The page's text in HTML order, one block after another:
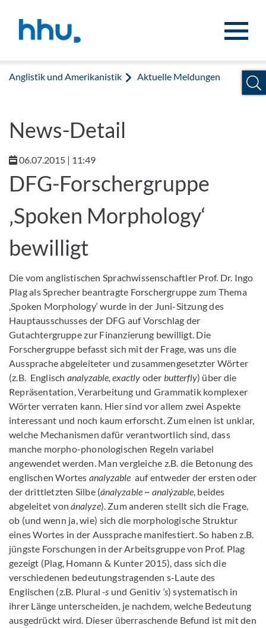
Anglistik und Amerikanistik Aktuelle Meldungen
News-Detail
06.07.2015 | 11:49
DFG-Forschergruppe
‚Spoken Morphology‘
bewilligt
Die vom anglistischen Sprachwissenschaftler Prof. Dr. Ingo
Plag als Sprecher beantragte Forschergruppe zum Thema
‚Spoken Morphology‘ wurde in der Juni-Sitzung des
Hauptausschusses der DFG auf Vorschlag der
Gutachtergruppe zur Finanzierung bewilligt. Die
Forschergruppe befasst sich mit der Frage, was uns die
Aussprache abgeleiteter und zusammengesetzter Wörter
(z.B. Englisch analyzable, exactly oder butterfly) über die
Repräsentation, Verarbeitung und Grammatik komplexer
Wörter verraten kann. Hier sind vor allem zwei Aspekte
interessant und noch kaum erforscht. Zum einen ist unklar,
welche Mechanismen dafür verantwortlich sind, dass
manche morpho-phonologischen Regeln variabel
angewendet werden. Man vergleiche z.B. die Betonung des
englischen Wortes analyzable auf entweder der ersten oder
der drittletzten Silbe (ánalyzable~ analýzable, beides
abgeleitet vonánalyze). Zum anderen stellt sich die Frage,
ob (und wenn ja, wie) sich die morphologische Struktur
eines Wortes in der Aussprache manifestiert. So haben z.B.
jüngste Forschungen in der Arbeitsgruppe von Prof. Plag
gezeigt (Plag, Homann & Kunter 2015), dass sich die
verschiedenen bedeutungstragenden s-Laute des
Englischen (z.B. Plural-s und Genitiv ‘s) systematisch in
ihrer Länge unterscheiden, je nachdem, welche Bedeutung
ausgedrückt wird. Dieser überraschende Befund ist mit den